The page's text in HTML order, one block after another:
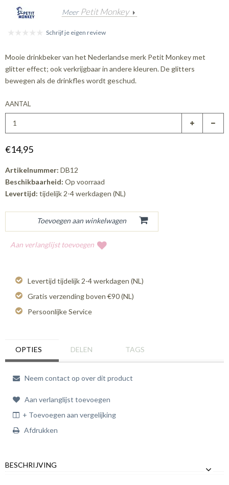
Meer Petit Monkey
Schrijf je eigen review
Mooie drinkbeker van het Nederlandse merk Petit Monkey met
glitter effect; ook verkrijgbaar in andere kleuren. De glitters
bewegen als de drinkfles wordt geschud.
AANTAL
€14,95
Artikelnummer: DB12
Beschikbaarheid: Op voorraad
Levertijd: tijdelijk 2-4 werkdagen (NL)
Aan verlanglijst toevoegen
Levertijd tijdelijk 2-4 werkdagen (NL)
Gratis verzending boven €90 (NL)
Persoonlijke Service
OPTIES DELEN TAGS
Neem contact op over dit product
Aan verlanglijst toevoegen
+ Toevoegen aan vergelijking
Afdrukken
BESCHRIJVING